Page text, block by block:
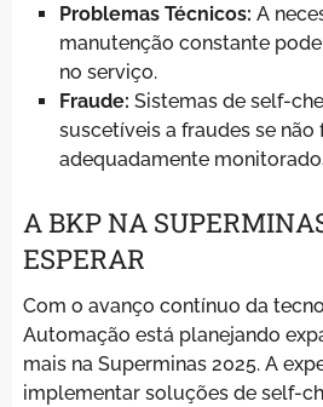
Problemas Técnicos: A
manutenção constante
no serviço.
Fraude: Sistemas de self-
suscetíveis a fraudes se não
adequadamente
A BKP NA
ESPERAR
Com o avanço contínuo da
Automação está planejando
mais na Superminas 2025. A
implementar soluções de self-